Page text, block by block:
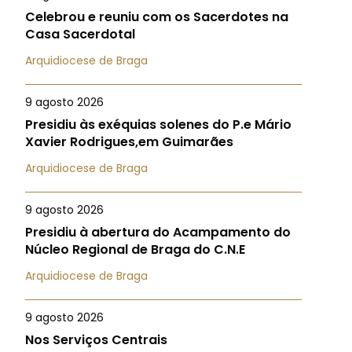
Celebrou e reuniu com os Sacerdotes na
Casa Sacerdotal
Arquidiocese de Braga
9 agosto 2026
Presidiu às exéquias solenes do P.e Mário
Xavier Rodrigues,em Guimarães
Arquidiocese de Braga
9 agosto 2026
Presidiu à abertura do Acampamento do
Núcleo Regional de Braga do C.N.E
Arquidiocese de Braga
9 agosto 2026
Nos Serviços Centrais